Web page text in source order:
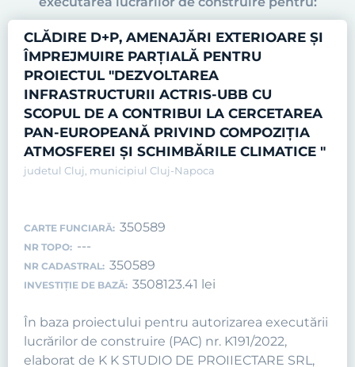
CLĂDIRE D+P, AMENAJĂRI EXTERIOARE ȘI
ÎMPREJMUIRE PARȚIALĂ PENTRU
PROIECTUL "DEZVOLTAREA
INFRASTRUCTURII ACTRIS-UBB CU
SCOPUL DE A CONTRIBUI LA CERCETAREA
PAN-EUROPEANĂ PRIVIND COMPOZIȚIA
ATMOSFEREI ȘI SCHIMBĂRILE CLIMATICE "
judetul Cluj, municipiul Cluj-Napoca
CARTE FUNCIARĂ: 350589
NR TOPO: ---
NR CADASTRAL: 350589
INVESTIȚIE DE BAZĂ: 3508123.41 lei
În baza proiectului pentru autorizarea executării
lucrărilor de construire (PAC) nr. K191/2022,
elaborat de K K STUDIO DE PROIIECTARE SRL,